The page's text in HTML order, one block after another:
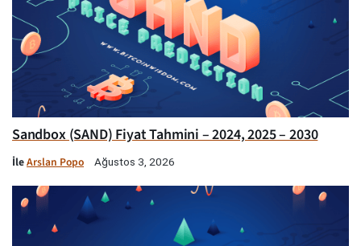
Sandbox (SAND) Fiyat Tahmini – 2024, 2025 – 2030
İleArslan Popo Ağustos 3, 2026